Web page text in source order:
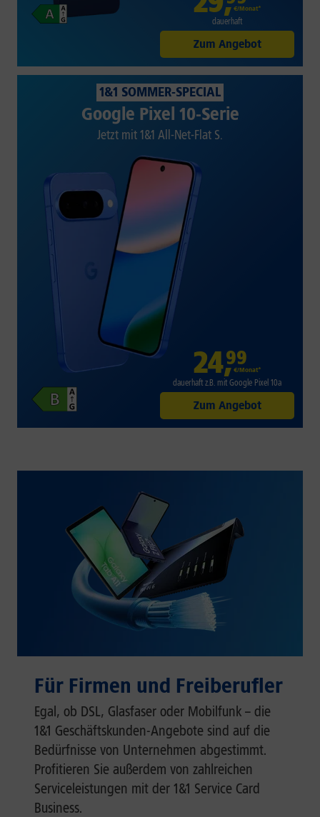
€/Monat*
dauerhaft
Zum Angebot
1&1 SOMMER-SPECIAL
Google Pixel 10-Serie
Jetzt mit 1&1 All-Net-Flat S.
24,99
€/Monat*
dauerhaft z.B. mit Google Pixel 10a
Zum Angebot
Für Firmen und Freiberufler
Egal, ob DSL, Glasfaser oder Mobilfunk – die
1&1 Geschäftskunden-Angebote sind auf die
Bedürfnisse von Unternehmen abgestimmt.
Profitieren Sie außerdem von zahlreichen
Serviceleistungen mit der 1&1 Service Card
Business.